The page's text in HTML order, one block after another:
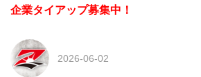
企業タイアップ募集中！
2026-06-02